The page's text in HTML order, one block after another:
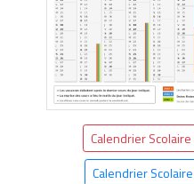
Calendrier Scolaire
Calendrier Scolaire